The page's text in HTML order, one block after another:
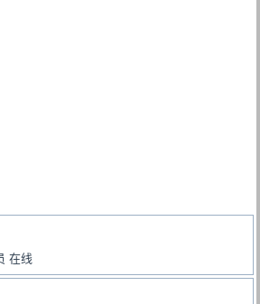
在线